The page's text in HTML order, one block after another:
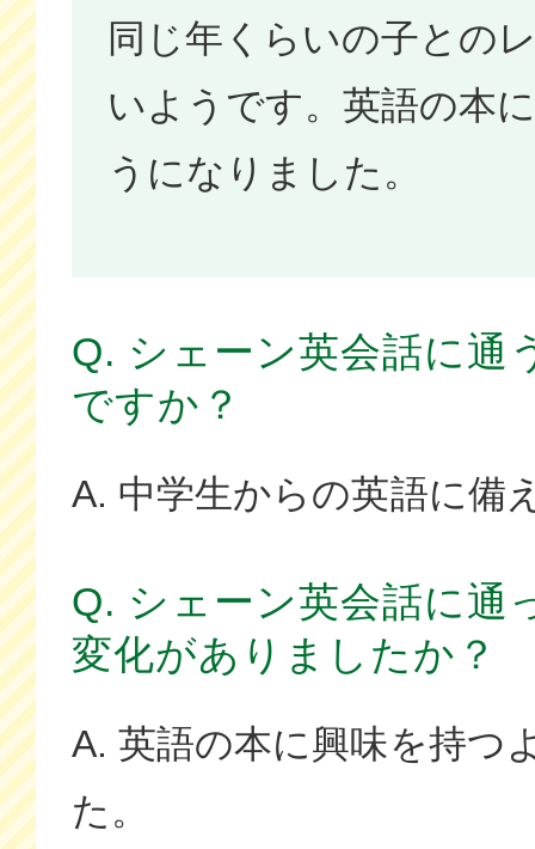
同じ年くらいの子との
いようです。英語の本
うになりました。
Q. シェーン英会話に通
ですか？
A. 中学生からの英語に備
Q. シェーン英会話に通
変化がありましたか？
A. 英語の本に興味を持つ
た。